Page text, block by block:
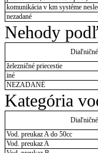
komunikácia v km systéme
nezadané
Nehody
železničné priecestie
iné
NEZADANÉ
Kategória
Vod. preukaz A do 50cc
Vod. preukaz A